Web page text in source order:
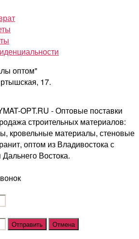
оптом"
17.
OPT.RU - Оптовые поставки
строительных материалов:
кровельные материалы, стеновые
оптом из Владивостока с
Востока.
Отправить Отмена